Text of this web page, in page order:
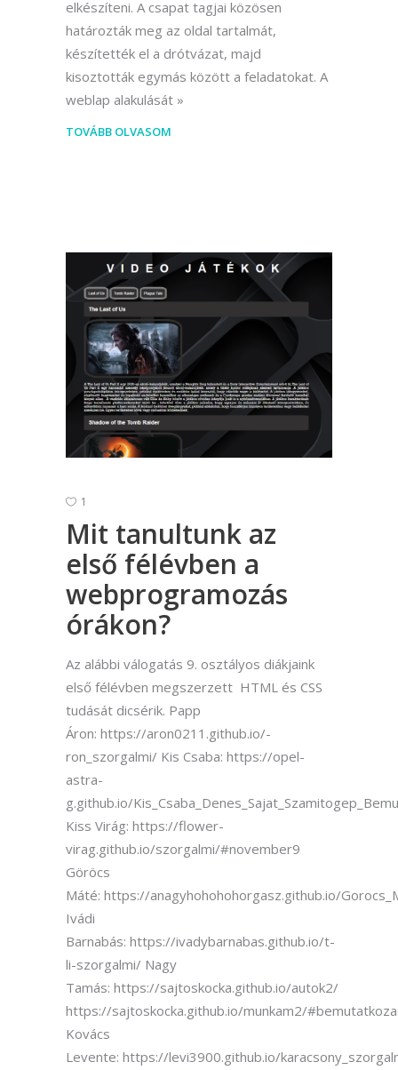
elkészíteni. A csapat tagjai közösen
határozták meg az oldal tartalmát,
készítették el a drótvázat, majd
kisoztották egymás között a feladatokat. A
weblap alakulását
TOVÁBB OLVASOM
1
Mit tanultunk az
első félévben a
webprogramozás
órákon?
Az alábbi válogatás 9. osztályos diákjaink
első félévben megszerzett HTML és CSS
tudását dicsérik. Papp
Áron: https://aron0211.github.io/-
ron_szorgalmi/ Kis Csaba: https://opel-
astra-
g.github.io/
Kiss Virág: https://flower-
virag.github.io/szorgalmi/#november9
Göröcs
Máté: https://anagyhohohohorgasz.github.io/
Ivádi
Barnabás: https://ivadybarnabas.github.io/t-
li-szorgalmi/ Nagy
Tamás: https://sajtoskocka.github.io/autok2/
https://sajtoskocka.github.io/munkam2/
Kovács
Levente: https://levi3900.github.io/